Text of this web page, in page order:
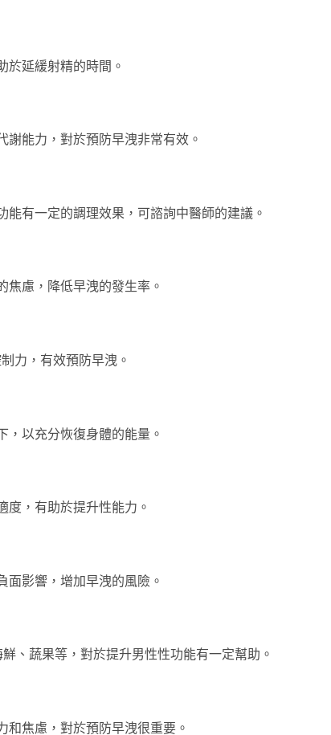
於延緩射精的時間。
能力，對於預防早洩非常有效。
有一定的調理效果，可諮詢中醫師的建議。
焦慮，降低早洩的發生率。
力，有效預防早洩。
，以充分恢復身體的能量。
度，有助於提升性能力。
面影響，增加早洩的風險。
、蔬果等，對於提升男性性功能有一定幫助。
焦慮，對於預防早洩很重要。